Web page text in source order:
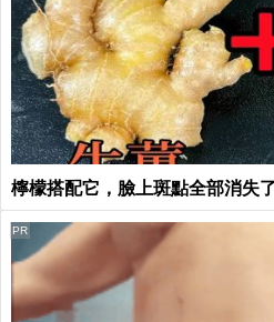
檸檬搭配它，臉上斑點全部消失
PR